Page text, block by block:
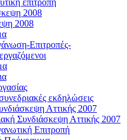
επιτροπή
2008
2008
Επιτροπές-
εκδηλώσεις
Αττικής 2007
Συνδιάσκεψη Αττικής 2007
Επιτροπή